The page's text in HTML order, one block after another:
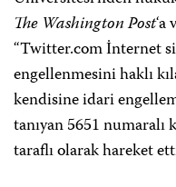
The Washington Post
“Twitter.com İnternet
engellenmesini haklı
kendisine idari
tanıyan 5651 numaralı
taraflı olarak hareket